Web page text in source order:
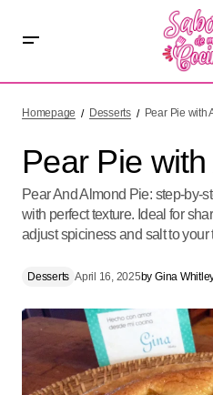
Homepage Desserts Pear Pie with
Pear Pie
Pear And Almond Pie: step-by-
with perfect texture. Ideal for
adjust spiciness and salt to your
Desserts April 16, 2025by Gina